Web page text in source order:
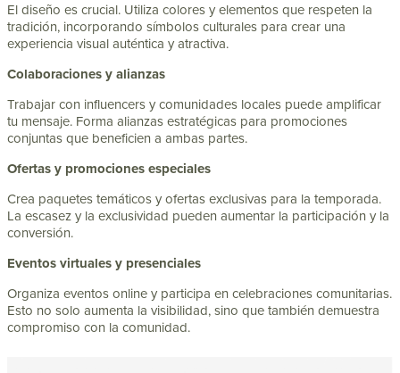
El diseño es crucial. Utiliza colores y elementos que respeten la
tradición, incorporando símbolos culturales para crear una
experiencia visual auténtica y atractiva.
Colaboraciones y alianzas
Trabajar con influencers y comunidades locales puede amplificar
tu mensaje. Forma alianzas estratégicas para promociones
conjuntas que beneficien a ambas partes.
Ofertas y promociones especiales
Crea paquetes temáticos y ofertas exclusivas para la temporada.
La escasez y la exclusividad pueden aumentar la participación y la
conversión.
Eventos virtuales y presenciales
Organiza eventos online y participa en celebraciones comunitarias.
Esto no solo aumenta la visibilidad, sino que también demuestra
compromiso con la comunidad.